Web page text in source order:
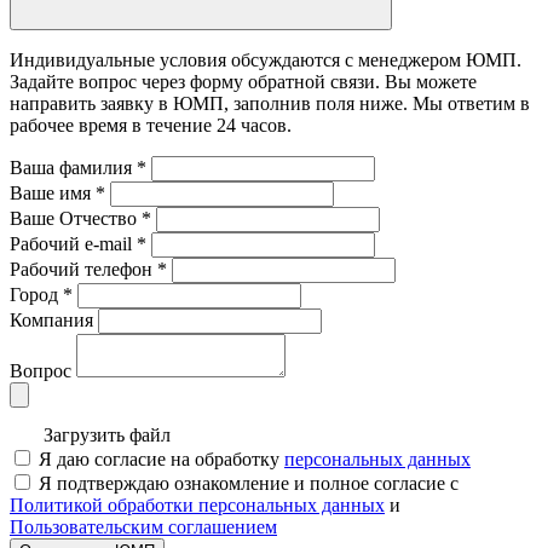
Индивидуальные условия обсуждаются с менеджером ЮМП.
Задайте вопрос через форму обратной связи. Вы можете
направить заявку в ЮМП, заполнив поля ниже. Mы ответим в
рабочее время в течение 24 часов.
Ваша фамилия *
Ваше имя *
Ваше Отчество *
Рабочий e-mail *
Рабочий телефон *
Город *
Компания
Вопрос
Загрузить файл
Я даю согласие на обработку персональных данных
Я подтверждаю ознакомление и полное согласие с
Политикой обработки персональных данных и
Пользовательским соглашением